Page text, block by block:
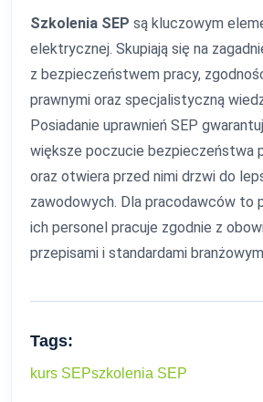
Szkolenia SEP są kluczowym
elektrycznej. Skupiają się na
z bezpieczeństwem pracy,
prawnymi oraz specjalistyczną
Posiadanie uprawnień SEP
większe poczucie bezpieczeństwa
oraz otwiera przed nimi drzwi do
zawodowych. Dla pracodawców to
ich personel pracuje zgodnie z
przepisami i standardami
Tags:
kurs SEPszkolenia SEP